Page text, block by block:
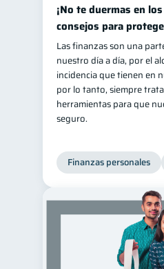
¡No te duermas en
consejos para
Las finanzas son una
nuestro día a día, por el
incidencia que tienen en
por lo tanto, siempre
herramientas para que
seguro.
Finanzas personales